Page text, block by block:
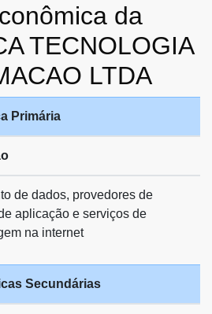
da
TECNOLOGIA
LTDA
Primária
de dados, provedores de
aplicação e serviços de
na internet
Secundárias